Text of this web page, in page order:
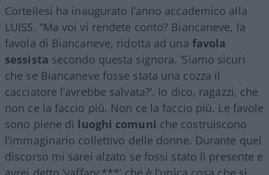
Cortellesi ha inaugurato l’anno accademico alla
LUISS. “Ma voi vi rendete conto? Biancaneve, la
favola di Biancaneve, ridotta ad una favola
sessista secondo questa signora. ‘Siamo sicuri
che se Biancaneve fosse stata una cozza il
cacciatore l’avrebbe salvata?’. Io dico, ragazzi, che
non ce la faccio più. Non ce la faccio più. Le favole
sono piene di luoghi comuni che costruiscono
l’immaginario collettivo delle donne. Durante quel
discorso mi sarei alzato se fossi stato lì presente e